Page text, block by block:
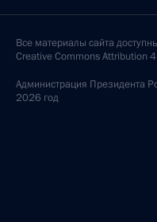
Все материалы сайта
Creative Commons Attribution
Администрация Президента
2026 год